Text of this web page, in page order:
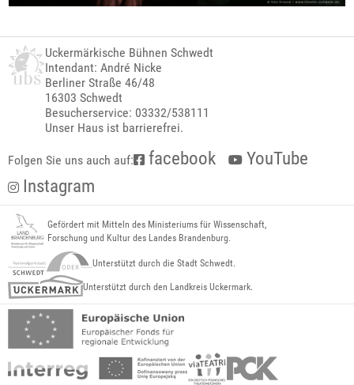
Uckermärkische Bühnen Schwedt
Intendant: André Nicke
Berliner Straße 46/48
16303 Schwedt
Besucherservice: 03332/538111
Unser Haus ist barrierefrei.
Folgen Sie uns auch auf: facebook
YouTube
Instagram
Gefördert mit Mitteln des Ministeriums für Wissenschaft,
Forschung und Kultur des Landes Brandenburg.
Unterstützt durch die Stadt Schwedt.
Unterstützt durch den Landkreis Uckermark.